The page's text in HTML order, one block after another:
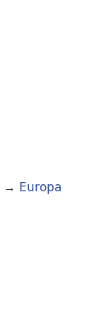
→ Europa